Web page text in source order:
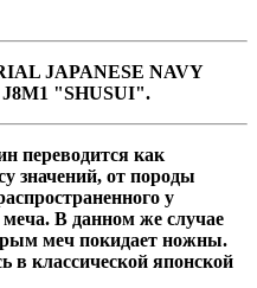
JAPANESE NAVY
"SHUSUI".
переводится как
значений, от породы
у
В данном же случае
меч покидает ножны.
в классической японской